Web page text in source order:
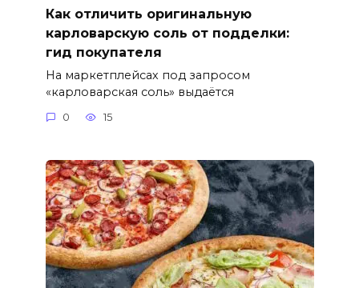
Как отличить оригинальную
карловарскую соль от подделки:
гид покупателя
На маркетплейсах под запросом
«карловарская соль» выдаётся
0 15